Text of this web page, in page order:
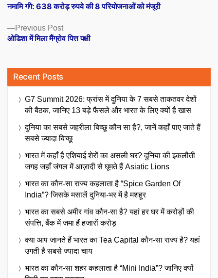
navigation
Previous PostPrevious
post:
ओडिशा में मिला मैंग्रोव पित्त पक्षी
post:
नमामि गंगे: 638 करोड़ रुपये की 8 परियोजनाओं को मंजूरी
Recent Posts
G7 Summit 2026: फ्रांस में दुनिया के 7 सबसे ताकतवर देशों
की बैठक, जानिए 13 बड़े फैसले और भारत के लिए क्यों है खास
दुनिया का सबसे जहरीला बिच्छू कौन सा है?, जानें कहाँ पाए जाते हैं
सबसे ज्यादा बिच्छू
भारत में कहाँ है एशियाई शेरों का असली घर? दुनिया की इकलौती
जगह जहाँ जंगल में आज़ादी से घूमते हैं Asiatic Lions
भारत का कौन-सा राज्य कहलाता है “Spice Garden Of
India”? जिसके मसालें दुनिया-भर में है मशहूर
भारत का सबसे अमीर गांव कौन-सा है? यहां हर घर में करोड़ों की
संपत्ति, बैंक में जमा हैं हजारों करोड़
क्या आप जानते हैं भारत का Tea Capital कौन-सा राज्य है? यहां
उगती है सबसे ज्यादा चाय
भारत का कौन-सा शहर कहलाता है “Mini India”? जानिए क्यों